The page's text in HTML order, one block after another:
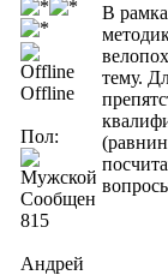
Offline
Пол:
Сообщений:
815
Андрей
В
тему.